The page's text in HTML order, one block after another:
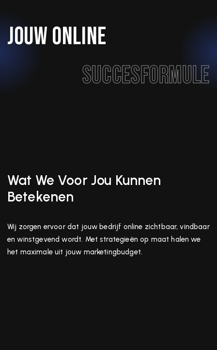
Jouw online
succesformule
Wat We Voor Jou Kunnen
Betekenen
Wij zorgen ervoor dat jouw bedrijf online zichtbaar, vindbaar
en winstgevend wordt. Met strategieën op maat halen we
het maximale uit jouw marketingbudget.